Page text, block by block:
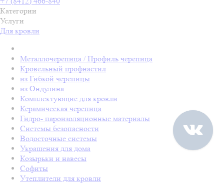
Категории
Услуги
Для кровли
Металлочерепица / Профиль черепица
Кровельный профнастил
из Гибкой черепицы
из Ондулина
Комплектующие для кровли
Керамическая черепица
Гидро- пароизоляционные материалы
Системы безопасности
Водосточные системы
Украшения для дома
Козырьки и навесы
Софиты
Утеплители для кровли